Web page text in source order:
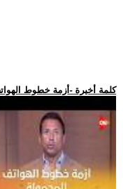
.. كلمة أخيرة -أزمة خطوط